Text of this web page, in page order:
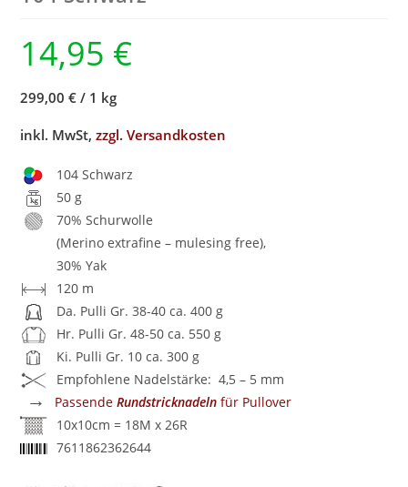
14,95 €
299,00 € / 1 kg
inkl. MwSt,zzgl. Versandkosten
104 Schwarz
50 g
70% Schurwolle
(Merino extrafine – mulesing free),
30% Yak
120 m
Da. Pulli Gr. 38-40 ca. 400 g
Hr. Pulli Gr. 48-50 ca. 550 g
Ki. Pulli Gr. 10 ca. 300 g
Empfohlene Nadelstärke: 4,5 – 5 mm
→ PassendeRundstricknadeln für Pullover
10x10cm = 18M x 26R
7611862362644